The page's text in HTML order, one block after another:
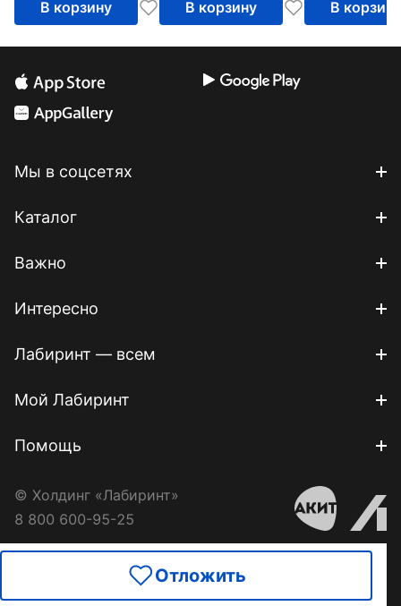
Отложить
В корзину В корзину В корзину
Мы в соцсетях
Каталог
Важно
Интересно
Лабиринт — всем
Мой Лабиринт
Помощь
© Холдинг «Лабиринт»
8 800 600-95-25